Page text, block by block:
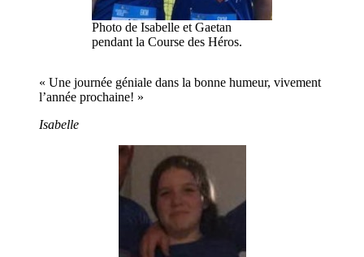
Photo de Isabelle et Gaetan
pendant la Course des Héros.
« Une journée géniale dans la bonne humeur, vivement
l’année prochaine! »
Isabelle